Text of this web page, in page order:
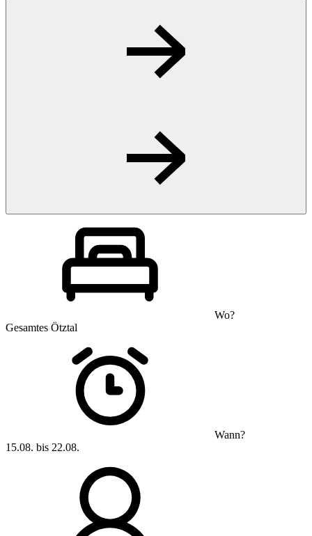
Wo?
Gesamtes Ötztal
Wann?
15.08. bis 22.08.